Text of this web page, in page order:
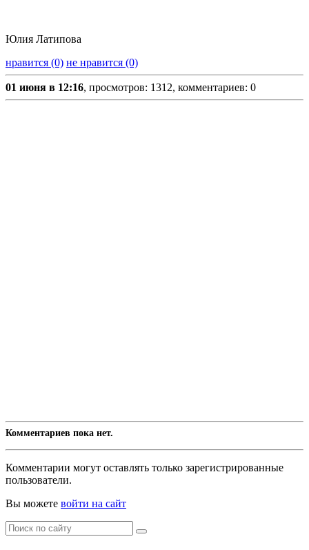
Юлия Латипова
нравится (0) не нравится (0)
01 июня в 12:16, просмотров: 1312, комментариев: 0
Комментариев пока нет.
Комментарии могут оставлять только зарегистрированные
пользователи.
Вы можете войти на сайт